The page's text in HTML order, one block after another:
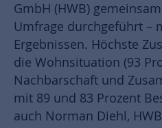
GmbH (HWB)
Umfrage durchgeführt –
Ergebnissen. Höchste
die Wohnsituation (93
Nachbarschaft und
mit 89 und 83 Prozent
auch Norman Diehl,